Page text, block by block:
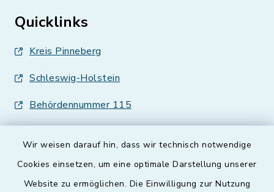
Wir weisen darauf hin, dass wir technisch notwendige
Cookies einsetzen, um eine optimale Darstellung unserer
Website zu ermöglichen. Die Einwilligung zur Nutzung
Quicklinks
Kreis Pinneberg
Schleswig-Holstein
Behördennummer 115